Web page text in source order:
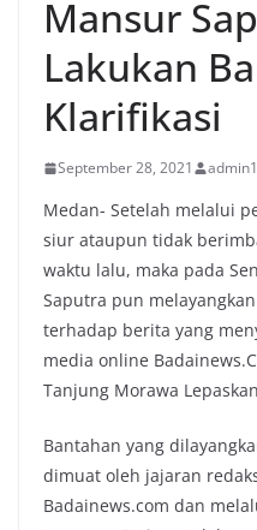
Mansur
Lakukan
Klarifikasi
September 28, 2021
Medan- Setelah melalui
siur ataupun tidak
waktu lalu, maka pada
Saputra pun
terhadap berita yang
media online
Tanjung Morawa
Bantahan yang
dimuat oleh jajaran
Badainews.com dan